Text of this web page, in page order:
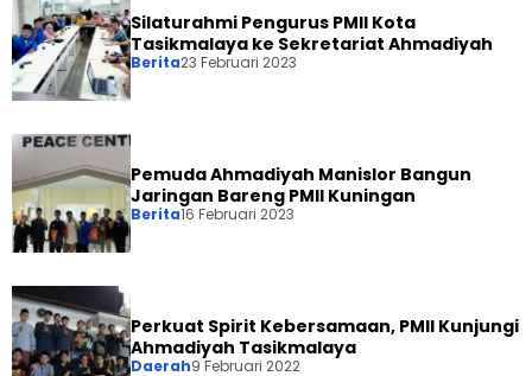
Silaturahmi Pengurus PMII Kota
Tasikmalaya ke Sekretariat Ahmadiyah
Berita23 Februari 2023
Pemuda Ahmadiyah Manislor Bangun
Jaringan Bareng PMII Kuningan
Berita16 Februari 2023
Perkuat Spirit Kebersamaan, PMII Kunjungi
Ahmadiyah Tasikmalaya
Daerah9 Februari 2022